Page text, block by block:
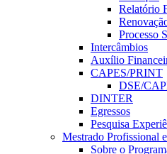
Relatório
Processo
Intercâmbios
Auxílio
CAPES/PRINT
DSE/
DINTER
Egressos
Pesquisa
Mestrado Profissional
Sobre o